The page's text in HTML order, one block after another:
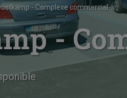
- Complexe commercial
-